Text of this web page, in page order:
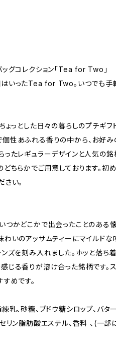
グコレクション「Tea for Two」
いったTea for Two。いつでも手
ょっとした日々の暮らしのプチギフ
性あふれる香りの中から、お好
ったレギュラーデザインと人気の
ちらかでご用意しております。初
い。
つかどこかで出会ったことのある
わいのアッサムティーにマイルドな
ズを刻み入れました。ホッと落ち
じる香りが溶け合った銘柄です。
めです。
、砂糖、ブドウ糖シロップ、バタ
リン脂肪酸エステル、香料 、(一